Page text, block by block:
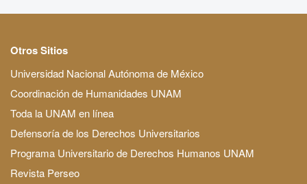
Otros Sitios
Universidad Nacional Autónoma de México
Coordinación de Humanidades UNAM
Toda la UNAM en línea
Defensoría de los Derechos Universitarios
Programa Universitario de Derechos Humanos UNAM
Revista Perseo